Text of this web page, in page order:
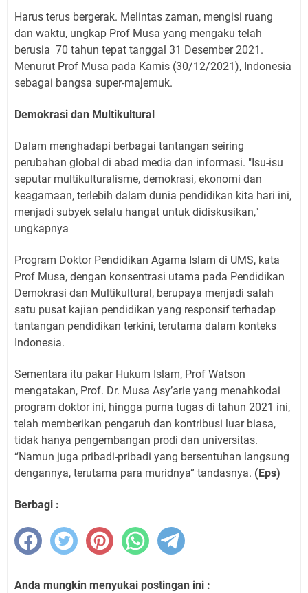
Harus terus bergerak. Melintas zaman, mengisi ruang
dan waktu, ungkap Prof Musa yang mengaku telah
berusia 70 tahun tepat tanggal 31 Desember 2021.
Menurut Prof Musa pada Kamis (30/12/2021), Indonesia
sebagai bangsa super-majemuk.
Demokrasi dan Multikultural
Dalam menghadapi berbagai tantangan seiring
perubahan global di abad media dan informasi. "Isu-isu
seputar multikulturalisme, demokrasi, ekonomi dan
keagamaan, terlebih dalam dunia pendidikan kita hari ini,
menjadi subyek selalu hangat untuk didiskusikan,"
ungkapnya
Program Doktor Pendidikan Agama Islam di UMS, kata
Prof Musa, dengan konsentrasi utama pada Pendidikan
Demokrasi dan Multikultural, berupaya menjadi salah
satu pusat kajian pendidikan yang responsif terhadap
tantangan pendidikan terkini, terutama dalam konteks
Indonesia.
Sementara itu pakar Hukum Islam, Prof Watson
mengatakan, Prof. Dr. Musa Asy’arie yang menahkodai
program doktor ini, hingga purna tugas di tahun 2021 ini,
telah memberikan pengaruh dan kontribusi luar biasa,
tidak hanya pengembangan prodi dan universitas.
“Namun juga pribadi-pribadi yang bersentuhan langsung
dengannya, terutama para muridnya” tandasnya. (Eps)
Berbagi :
Anda mungkin menyukai postingan ini :